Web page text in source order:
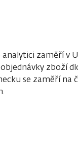
zaměří v
zboží
se zaměří